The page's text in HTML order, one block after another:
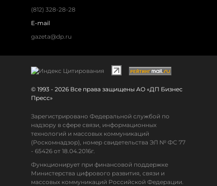
(812) 328-28-28
E-mail
gazeta@dp.ru
© 1993 - 2026 Все права защищены АО «ДП Бизнес
Пресс»
Зарегистрировано Федеральной службой по
надзору в сфере связи, информационных
технологий и массовых коммуникаций
(Роскомнадзор), номер свидетельства ЭЛ № ФС 77
- 65426 от 18.04.2016г.
Функционирует при финансовой поддержке
Министерства цифрового развития, связи и
массовых коммуникаций Российской Федерации.